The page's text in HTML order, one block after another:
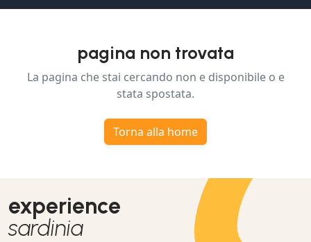
pagina non trovata
La pagina che stai cercando non e disponibile o e
stata spostata.
Torna alla home
experience
sardinia